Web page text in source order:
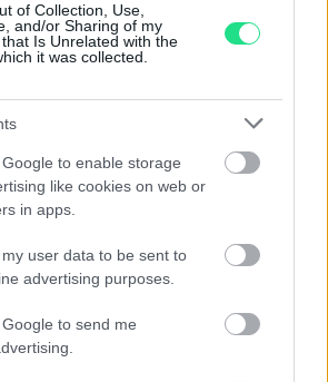
of Collection, Use,
and/or Sharing of my
Is Unrelated with the
it was collected.
to enable storage
like cookies on web or
in apps.
user data to be sent to
advertising purposes.
to send me
emozione e precisione, fantasia
Matranga è il risultato di una
che dura da più di 110 anni.
questi elementi contrastanti in
per la seduzione contemporanea.
apertura (Palermo e